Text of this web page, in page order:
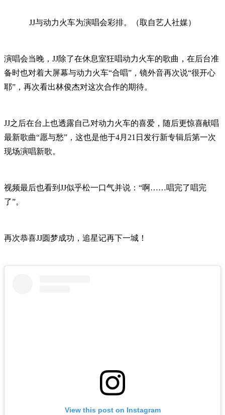
JJ与动力火车为演唱会彩排。（取自艺人社媒）
演唱会当晚，JJ除了在休息室狂唱动力火车的歌曲，在后台准
备时也对着大屏幕与动力火车“合唱”，镜外音再次说“很开心
耶”，再次看出林俊杰对这次合作的期待。
JJ之后在台上也透露自己对动力火车的喜爱，随后更惊喜献唱
最新歌曲“愿与愁”，这也是他于4月21日发行新专辑后第一次
现场演唱新歌。
视频最后也看到JJ似乎松一口气并说：“啊……唱完了唱完
了”。
再次恭喜JJ圆梦成功，追星记再下一城！
View this post on Instagram